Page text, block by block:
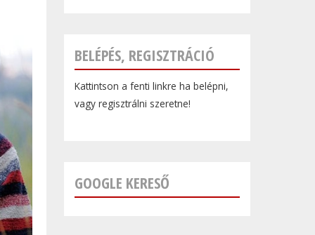
BELÉPÉS, REGISZTRÁCIÓ
Kattintson a fenti linkre ha belépni,
vagy regisztrálni szeretne!
GOOGLE KERESŐ